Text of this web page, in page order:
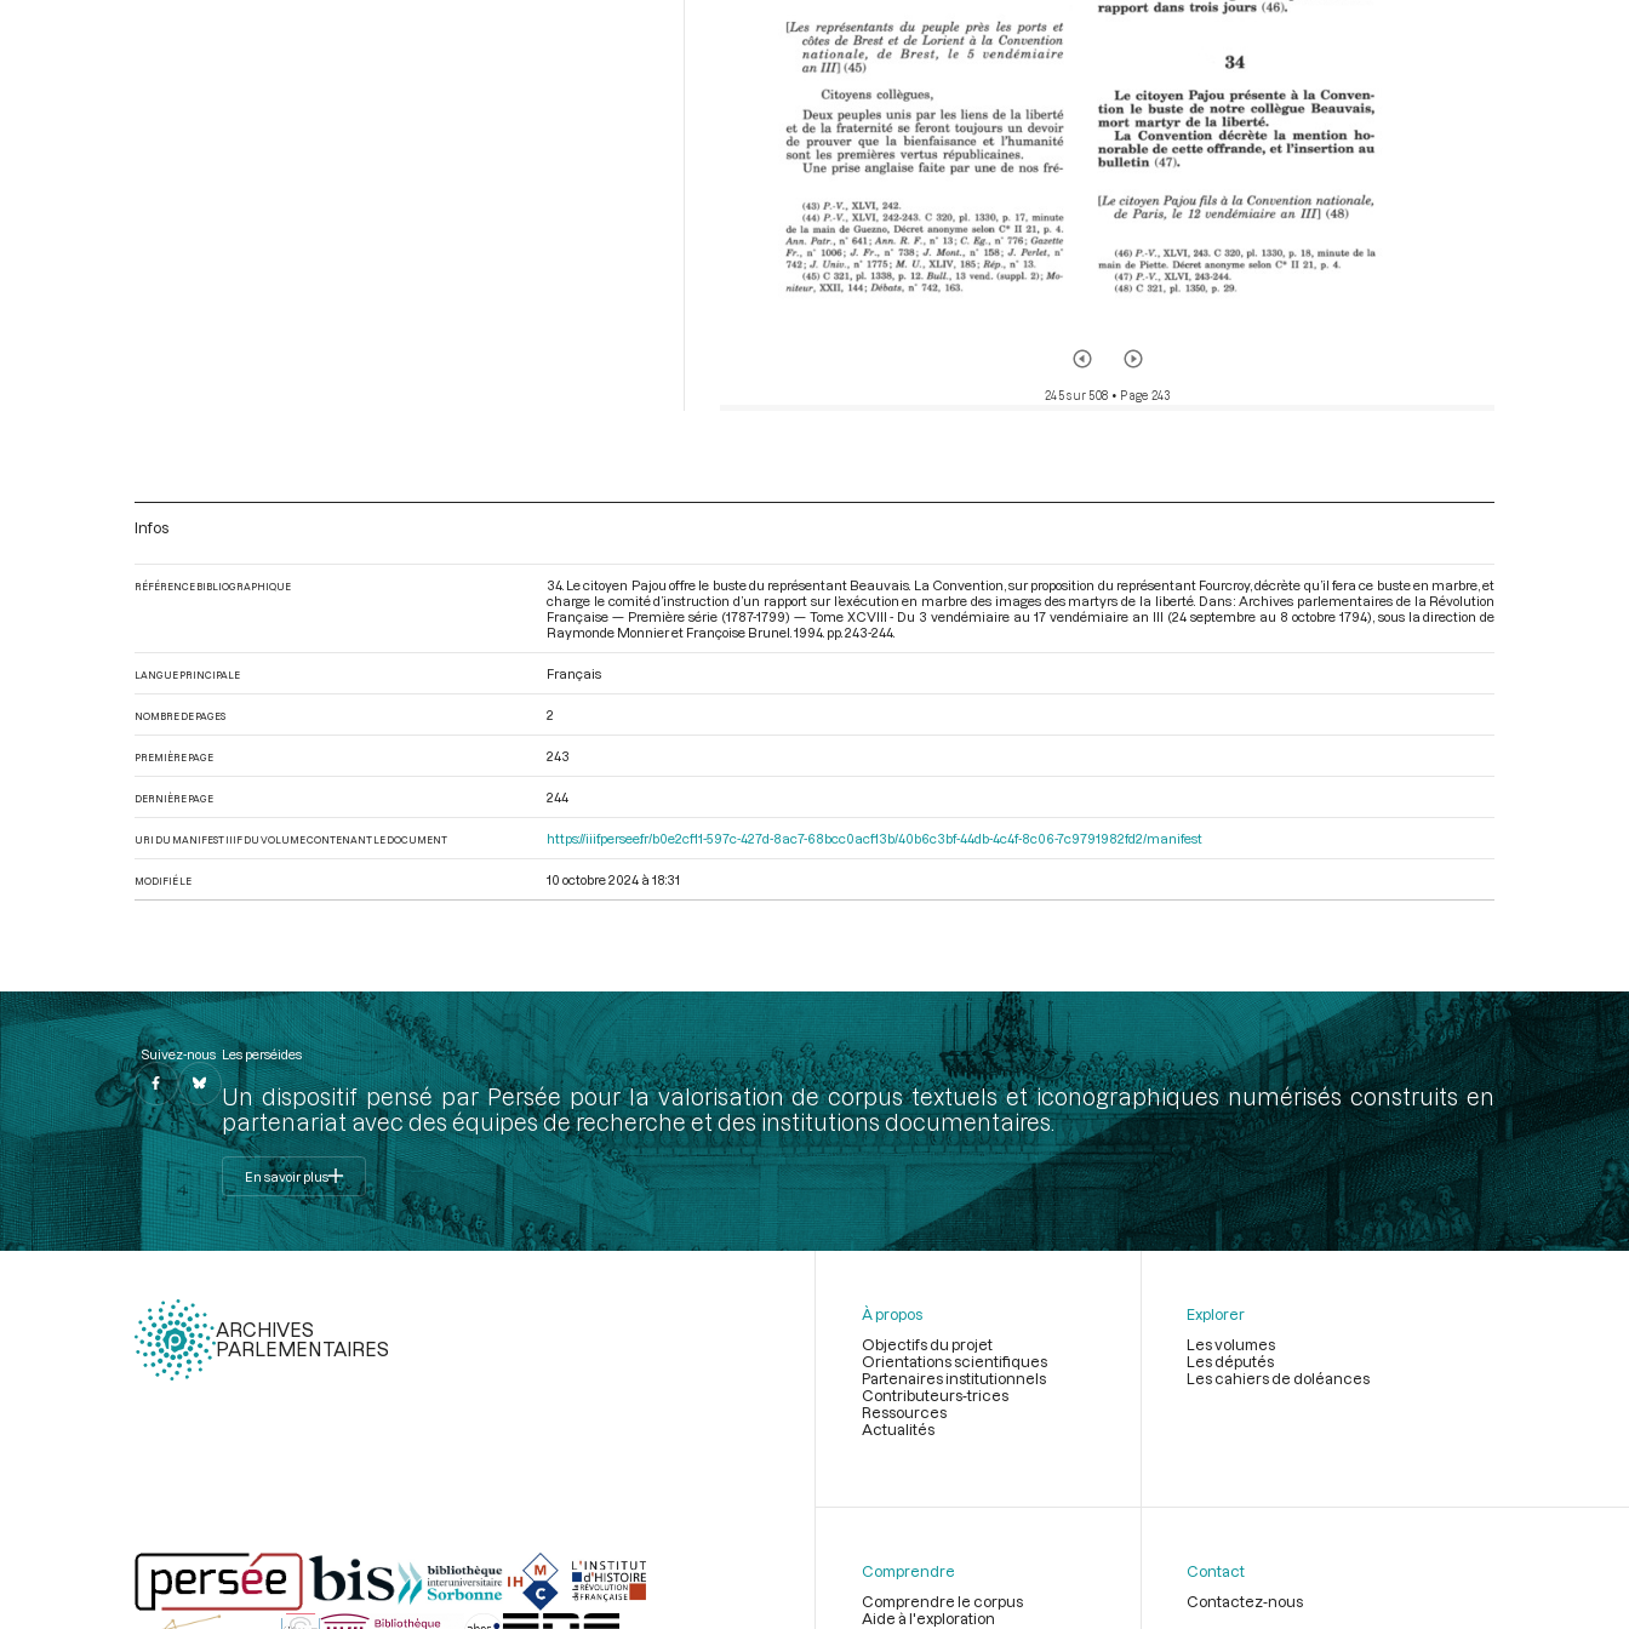
245 sur 508 • Page 243
Infos
RÉFÉRENCE BIBLIOGRAPHIQUE
34. Le citoyen Pajou offre le buste du représentant Beauvais. La Convention, sur proposition du représentant Fourcroy, décrète qu’il fera ce buste en marbre, et
charge le comité d’instruction d’un rapport sur l’exécution en marbre des images des martyrs de la liberté. Dans : Archives parlementaires de la Révolution
Française — Première série (1787-1799) — Tome XCVIII - Du 3 vendémiaire au 17 vendémiaire an III (24 septembre au 8 octobre 1794) , sous la direction de
Raymonde Monnier et Françoise Brunel. 1994. pp. 243-244.
LANGUE PRINCIPALE Français
NOMBRE DE PAGES 2
PREMIÈRE PAGE 243
DERNIÈRE PAGE 244
URI DU MANIFEST IIIF DU VOLUME CONTENANT LE DOCUMENT https://iiif.persee.fr/b0e2cf11-597c-427d-8ac7-68bcc0acf13b/40b6c3bf-44db-4c4f-8c06-7c9791982fd2/manifest
MODIFIÉ LE 10 octobre 2024 à 18:31
Suivez-nous Les perséides
Un dispositif pensé par Persée pour la valorisation de corpus textuels et iconographiques numérisés construits en
partenariat avec des équipes de recherche et des institutions documentaires.
En savoir plus
ARCHIVES
PARLEMENTAIRES
page
À propos
Objectifs du projet
Orientations scientifiques
Partenaires institutionnels
Contributeurs-trices
Ressources
Actualités
Explorer
Les volumes
Les députés
Les cahiers de doléances
Comprendre
Comprendre le corpus
Aide à l'exploration
Contact
Contactez-nous